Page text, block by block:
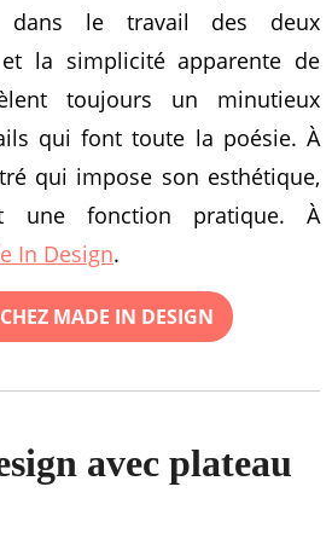
dans le travail des deux
la simplicité apparente de
toujours un minutieux
qui font toute la poésie. À
qui impose son esthétique,
une fonction pratique. À
In Design.
MADE IN DESIGN
avec plateau